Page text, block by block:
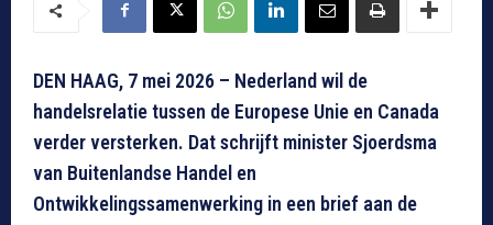
DEN HAAG, 7 mei 2026 – Nederland wil de
handelsrelatie tussen de Europese Unie en Canada
verder versterken. Dat schrijft minister Sjoerdsma
van Buitenlandse Handel en
Ontwikkelingssamenwerking in een brief aan de